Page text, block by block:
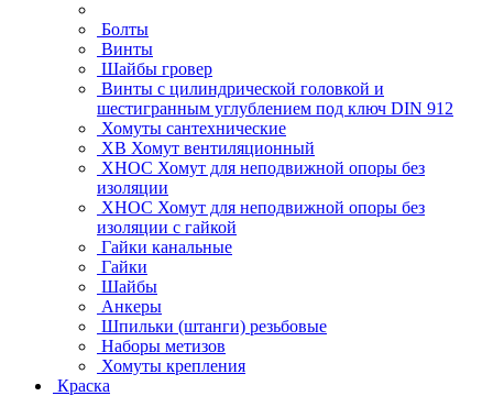
Болты
Винты
Шайбы гровер
Винты с цилиндрической головкой и
шестигранным углублением под ключ DIN 912
Хомуты сантехнические
ХВ Хомут вентиляционный
ХНОС Хомут для неподвижной опоры без
изоляции
ХНОС Хомут для неподвижной опоры без
изоляции с гайкой
Гайки канальные
Гайки
Шайбы
Анкеры
Шпильки (штанги) резьбовые
Наборы метизов
Хомуты крепления
Краска